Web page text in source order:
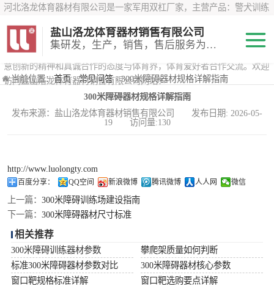
河北洛龙体育器材有限公司是一家军用双杠厂家，主营产品：警犬训练
*训练器材、400米障碍器材、军用单杠、军用双杠、军犬训练器材等训
练器材，咨询攀岩墙价格？在线咨询客服，公司以顾客至上的原则，锐
意创新的精神和真诚合作的态度与体育界，体育爱好者合作交流。欢迎
访问盐山洛龙体育器材销售有限公司网站！
盐山洛龙体育器材销售有限公司
集研发，生产，销售，售后服务为一体
当前位置：首页›常见问答› 300米障碍器材规格详解指南
300米障碍器材规格详解指南
发布来源：盐山洛龙体育器材销售有限公司 发布日期: 2026-05-
19 访问量:130
http://www.luolongty.com
百度分享： QQ空间 新浪微博 腾讯微博 人人网 微信
上一篇： 300米障碍训练场建设指南
下一篇： 300米障碍器材尺寸标准
相关推荐
300米障碍训练器材参数
攀爬架质量如何判断
标准300米障碍器材参数对比
300米障碍器材核心参数
窗口靶规格标准详解
窗口靶选购要点详解
200米障碍器材
心理行为训练器
警犬训练器材
军用单双杠
400米障碍器材